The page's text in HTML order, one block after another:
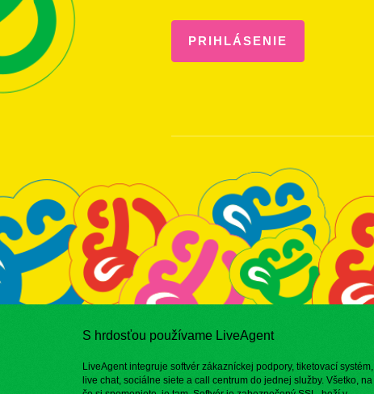
PRIHLÁSENIE
S hrdosťou používame LiveAgent
LiveAgent integruje softvér zákazníckej podpory, tiketovací systém,
live chat, sociálne siete a call centrum do jednej služby. Všetko, na